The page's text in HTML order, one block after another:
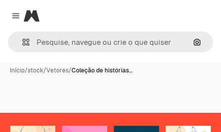
Close menu
Magnific
Início/stock/Vetores/Coleção de histórias…